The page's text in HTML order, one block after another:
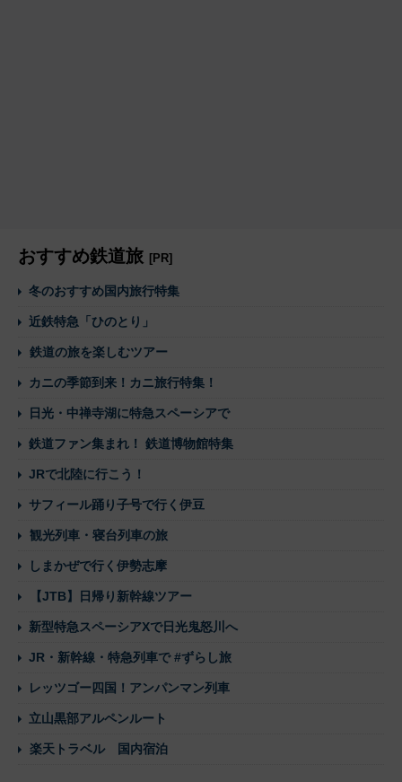
おすすめ鉄道旅 [PR]
冬のおすすめ国内旅行特集
近鉄特急「ひのとり」
鉄道の旅を楽しむツアー
カニの季節到来！カニ旅行特集！
日光・中禅寺湖に特急スペーシアで
鉄道ファン集まれ！ 鉄道博物館特集
JRで北陸に行こう！
サフィール踊り子号で行く伊豆
観光列車・寝台列車の旅
しまかぜで行く伊勢志摩
【JTB】日帰り新幹線ツアー
新型特急スペーシアXで日光鬼怒川へ
JR・新幹線・特急列車で #ずらし旅
レッツゴー四国！アンパンマン列車
立山黒部アルペンルート
楽天トラベル 国内宿泊